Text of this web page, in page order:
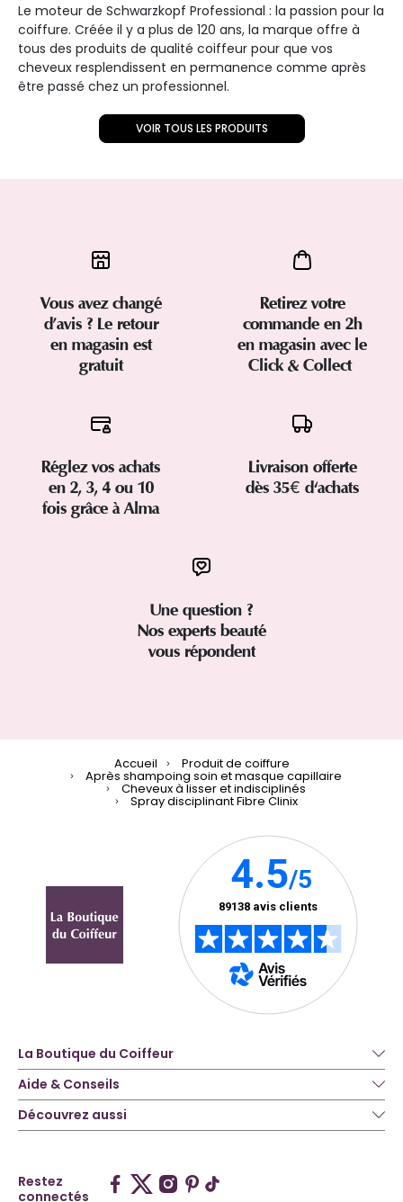
Le moteur de Schwarzkopf Professional : la passion pour la
coiffure. Créée il y a plus de 120 ans, la marque offre à
tous des produits de qualité coiffeur pour que vos
cheveux resplendissent en permanence comme après
être passé chez un professionnel.
VOIR TOUS LES PRODUITS
Vous avez changé
d’avis ? Le retour
en magasin est
gratuit
Retirez votre
commande en 2h
en magasin avec le
Click & Collect
Réglez vos achats
en 2, 3, 4 ou 10
fois grâce à Alma
Livraison offerte
dès 35€ d'achats
Une question ?
Nos experts beauté
vous répondent
Accueil Produit de coiffure
Après shampoing soin et masque capillaire
Cheveux à lisser et indisciplinés
Spray disciplinant Fibre Clinix
La Boutique du Coiffeur
Aide & Conseils
Découvrez aussi
Restez
connectés